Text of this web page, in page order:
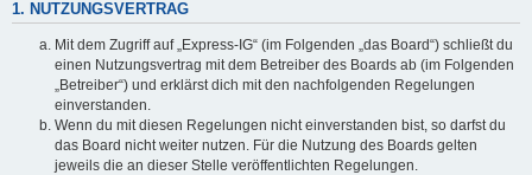
1. NUTZUNGSVERTRAG
Mit dem Zugriff auf „Express-IG“ (im Folgenden „das Board“) schließt du
einen Nutzungsvertrag mit dem Betreiber des Boards ab (im Folgenden
„Betreiber“) und erklärst dich mit den nachfolgenden Regelungen
einverstanden.
Wenn du mit diesen Regelungen nicht einverstanden bist, so darfst du
das Board nicht weiter nutzen. Für die Nutzung des Boards gelten
jeweils die an dieser Stelle veröffentlichten Regelungen.